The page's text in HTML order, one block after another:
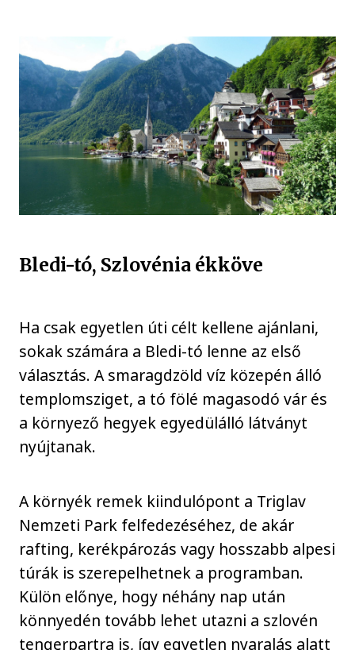
Bledi-tó, Szlovénia ékköve
Ha csak egyetlen úti célt kellene ajánlani,
sokak számára a Bledi-tó lenne az első
választás. A smaragdzöld víz közepén álló
templomsziget, a tó fölé magasodó vár és
a környező hegyek egyedülálló látványt
nyújtanak.
A környék remek kiindulópont a Triglav
Nemzeti Park felfedezéséhez, de akár
rafting, kerékpározás vagy hosszabb alpesi
túrák is szerepelhetnek a programban.
Külön előnye, hogy néhány nap után
könnyedén tovább lehet utazni a szlovén
tengerpartra is, így egyetlen nyaralás alatt